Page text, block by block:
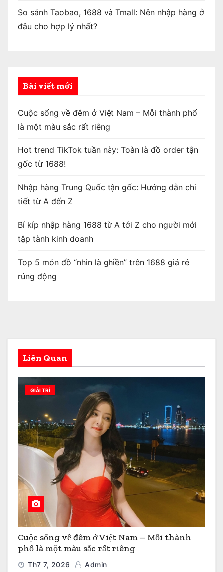
So sánh Taobao, 1688 và Tmall: Nên nhập hàng ở
đâu cho hợp lý nhất?
Bài viết mới
Cuộc sống về đêm ở Việt Nam – Mỗi thành phố
là một màu sắc rất riêng
Hot trend TikTok tuần này: Toàn là đồ order tận
gốc từ 1688!
Nhập hàng Trung Quốc tận gốc: Hướng dẫn chi
tiết từ A đến Z
Bí kíp nhập hàng 1688 từ A tới Z cho người mới
tập tành kinh doanh
Top 5 món đồ “nhìn là ghiền” trên 1688 giá rẻ
rúng động
Liên Quan
GIẢI TRÍ
Cuộc sống về đêm ở Việt Nam – Mỗi thành
phố là một màu sắc rất riêng
Th7 7, 2026 Admin